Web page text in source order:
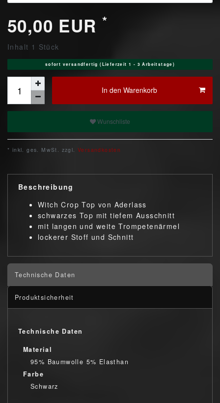
50,00 EUR *
Inhalt 1 Stück
sofort versandfertig (Lieferzeit 1 - 3 Arbeitstage)
In den Warenkorb
Wunschliste
* inkl. ges. MwSt. zzgl. Versandkosten
Beschreibung
Witch Crop Top von Aderlass
schwarzes Top mit tiefem Ausschnitt
mit langen und weite Trompetenärmel
lockerer Stoff und Schnitt
Technische Daten
Produktsicherheit
Technische Daten
Material
95% Baumwolle 5% Elasthan
Farbe
Schwarz